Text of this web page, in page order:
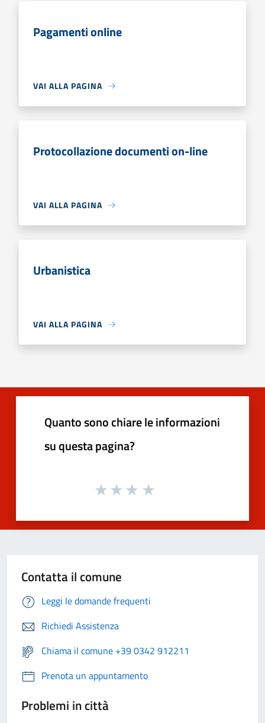
Pagamenti online
VAI ALLA PAGINA
Protocollazione documenti on-line
VAI ALLA PAGINA
Urbanistica
VAI ALLA PAGINA
Quanto sono chiare le informazioni
su questa pagina?
Contatta il comune
Leggi le domande frequenti
Richiedi Assistenza
Chiama il comune +39 0342 912211
Prenota un appuntamento
Problemi in città